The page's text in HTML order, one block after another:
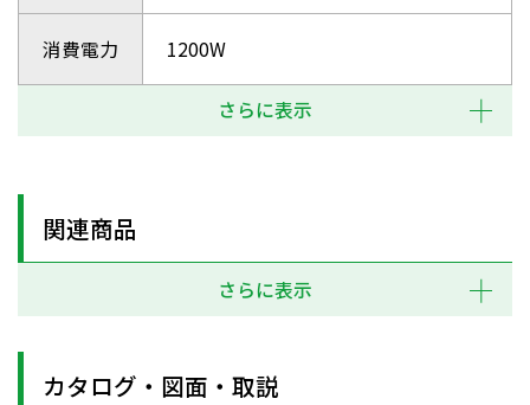
消費電力 1200W
さらに表示
関連商品
さらに表示
カタログ・図面・取説